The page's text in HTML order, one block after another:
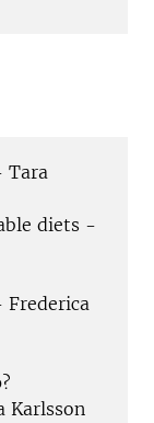
Tara
diets -
Karlsson